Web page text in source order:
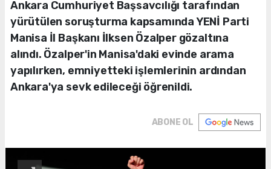
Ankara Cumhuriyet Başsavcılığı tarafından
yürütülen soruşturma kapsamında YENİ Parti
Manisa İl Başkanı İlksen Özalper gözaltına
alındı. Özalper'in Manisa'daki evinde arama
yapılırken, emniyetteki işlemlerinin ardından
Ankara'ya sevk edileceği öğrenildi.
ABONE OL